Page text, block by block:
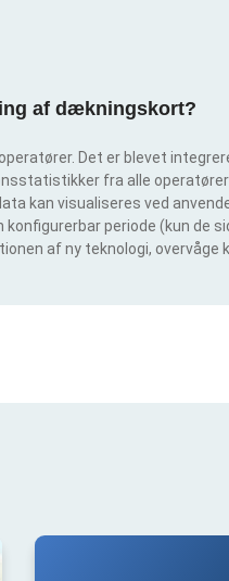
af dækningskort?
Det er blevet
fra alle operatører
kan visualiseres ved
konfigurerbar periode (kun de
af ny teknologi, overvåge